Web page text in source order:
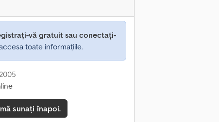
vă gratuit sau conectați-
toate informațiile.
sunați înapoi.